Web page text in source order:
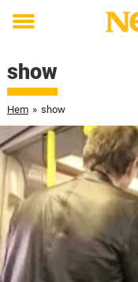
Toggle
show
Hem » show